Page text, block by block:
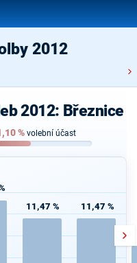
2012
2012: Březnice
% volební účast
11,47 % 11,47 %